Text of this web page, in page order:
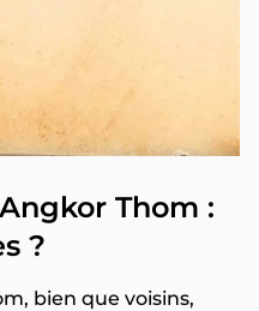
Thom :
?
bien que voisins,